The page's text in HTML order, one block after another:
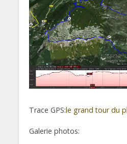
Trace GPS:le grand tour du
Galerie photos: